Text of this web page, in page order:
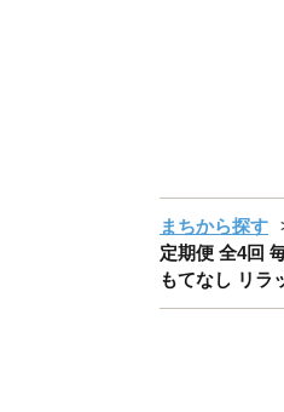
まちから探す
定期便 全4回
もてなし リラ